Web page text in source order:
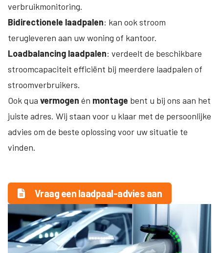
verbruikmonitoring.
Bidirectionele laadpalen: kan ook stroom
terugleveren aan uw woning of kantoor.
Loadbalancing laadpalen: verdeelt de beschikbare
stroomcapaciteit efficiënt bij meerdere laadpalen of
stroomverbruikers.
Ook qua vermogen én montage bent u bij ons aan het
juiste adres. Wij staan voor u klaar met de persoonlijke
advies om de beste oplossing voor uw situatie te
vinden.
Vraag een laadpaal-advies aan